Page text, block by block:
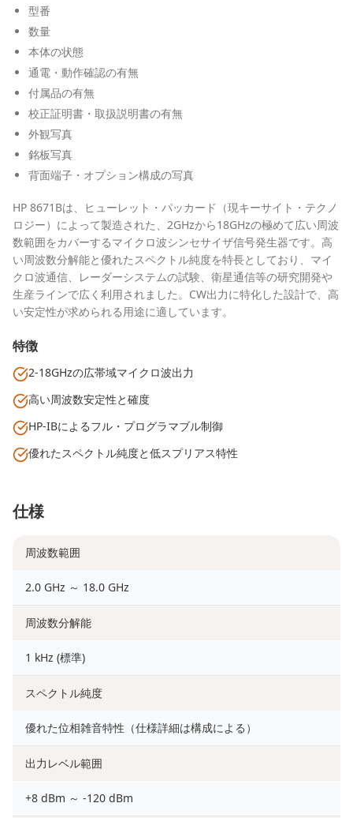
型番
数量
本体の状態
通電・動作確認の有無
付属品の有無
校正証明書・取扱説明書の有無
外観写真
銘板写真
背面端子・オプション構成の写真
HP 8671Bは、ヒューレット・パッカード（現キーサイト・テクノ
ロジー）によって製造された、2GHzから18GHzの極めて広い周波
数範囲をカバーするマイクロ波シンセサイザ信号発生器です。高
い周波数分解能と優れたスペクトル純度を特長としており、マイ
クロ波通信、レーダーシステムの試験、衛星通信等の研究開発や
生産ラインで広く利用されました。CW出力に特化した設計で、高
い安定性が求められる用途に適しています。
特徴
2-18GHzの広帯域マイクロ波出力
高い周波数安定性と確度
HP-IBによるフル・プログラマブル制御
優れたスペクトル純度と低スプリアス特性
仕様
周波数範囲
2.0 GHz ～ 18.0 GHz
周波数分解能
1 kHz (標準)
スペクトル純度
優れた位相雑音特性（仕様詳細は構成による）
出力レベル範囲
+8 dBm ～ -120 dBm